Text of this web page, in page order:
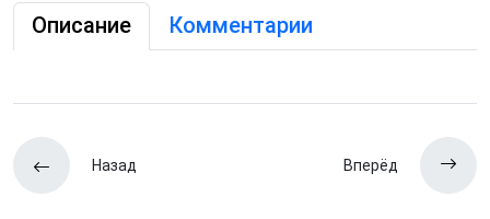
Описание Комментарии
Назад Вперёд